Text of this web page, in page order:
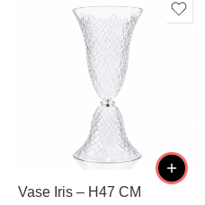
Vase Iris – H47 CM